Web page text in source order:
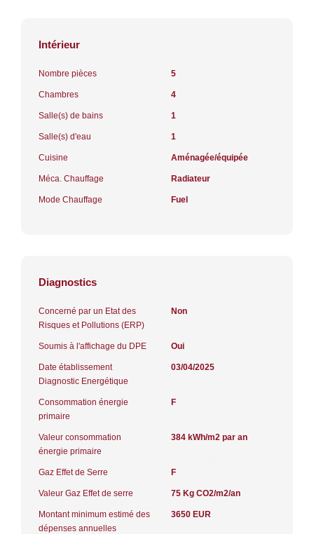
Intérieur
Nombre pièces 5
Chambres 4
Salle(s) de bains 1
Salle(s) d'eau 1
Cuisine Aménagée/équipée
Méca. Chauffage Radiateur
Mode Chauffage Fuel
Diagnostics
Concerné par un Etat des
Risques et Pollutions (ERP)
Non
Soumis à l'affichage du DPE Oui
Date établissement
Diagnostic Energétique
03/04/2025
Consommation énergie
primaire
F
Valeur consommation
énergie primaire
384 kWh/m2 par an
Gaz Effet de Serre F
Valeur Gaz Effet de serre 75 Kg CO2/m2/an
Montant minimum estimé des
dépenses annuelles
3650 EUR